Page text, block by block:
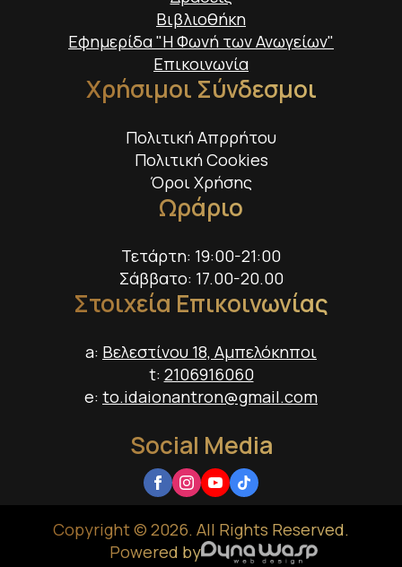
Βιβλιοθήκη
Εφημερίδα "Η Φωνή των Ανωγείων"
Επικοινωνία
Χρήσιμοι Σύνδεσμοι
Πολιτική Απρρήτου
Πολιτική Cookies
Όροι Χρήσης
Ωράριο
Τετάρτη: 19:00-21:00
Σάββατο: 17.00-20.00
Στοιχεία Επικοινωνίας
a: Βελεστίνου 18, Αμπελόκηποι
t: 2106916060
e: to.idaionantron@gmail.com
Social Media
Copyright © 2026. All Rights Reserved.
Powered by